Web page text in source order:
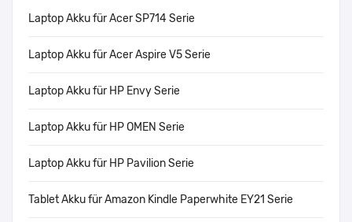
Laptop Akku für Acer SP714 Serie
Laptop Akku für Acer Aspire V5 Serie
Laptop Akku für HP Envy Serie
Laptop Akku für HP OMEN Serie
Laptop Akku für HP Pavilion Serie
Tablet Akku für Amazon Kindle Paperwhite EY21 Serie